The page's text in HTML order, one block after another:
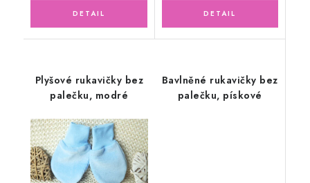
Plyšové rukavičky bez
palečku, modré
Bavlněné rukavičky bez
palečku, pískové